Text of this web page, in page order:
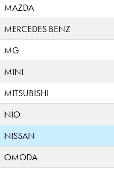
MAZDA
MERCEDES BENZ
MG
MINI
MITSUBISHI
NIO
NISSAN
OMODA